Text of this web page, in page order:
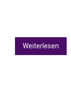
Weiterlesen